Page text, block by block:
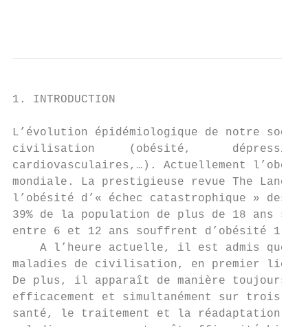
1. INTRODUCTION
L’évolution épidémiologique de notre
civilisation     (obésité,      dépression,
cardiovasculaires,…). Actuellement
mondiale. La prestigieuse revue The
l’obésité d’« échec catastrophique » des
39% de la population de plus de 18 ans
entre 6 et 12 ans souffrent d’obésité 1 .
A l’heure actuelle, il est admis que
maladies de civilisation, en premier lieu
De plus, il apparaît de manière toujours
efficacement et simultanément sur trois
santé, le traitement et la réadaptation.